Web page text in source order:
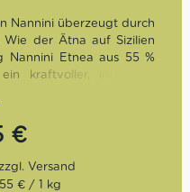
Nannini überzeugt durch
Wie der Ätna auf Sizilien
Nannini Etnea aus 55 %
kraftvoller, intensiver
Aroma.
schokoladig
Robusta
€
€ / 1 kg